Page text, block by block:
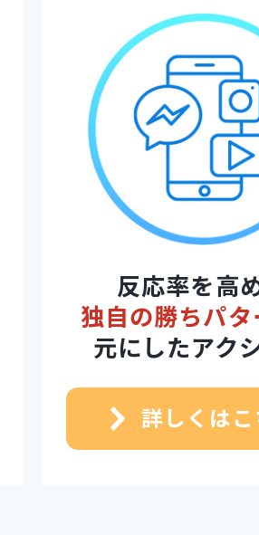
反応率を高
独自の勝ちパタ
元にしたアク
詳しくはこ